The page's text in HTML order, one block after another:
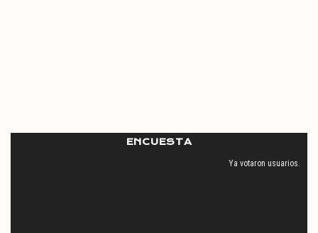
ENCUESTA
Ya votaron usuarios.